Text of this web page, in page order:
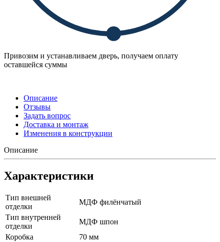
Привозим и устанавливаем дверь, получаем оплату
оставшейся суммы
Описание
Отзывы
Задать вопрос
Доставка и монтаж
Изменения в конструкции
Описание
Характеристики
Тип внешней
отделки
МДФ филёнчатый
Тип внутренней
отделки
МДФ шпон
Коробка
70 мм